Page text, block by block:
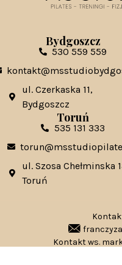
Bydgoszcz
530 559 559
ul. Czerkaska 11,
Bydgoszcz
Toruń
535 131 333
ul. Szosa Chełminska
Toruń
Kontakt ws.